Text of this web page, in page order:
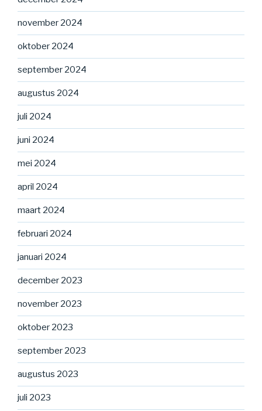
november 2024
oktober 2024
september 2024
augustus 2024
juli 2024
juni 2024
mei 2024
april 2024
maart 2024
februari 2024
januari 2024
december 2023
november 2023
oktober 2023
september 2023
augustus 2023
juli 2023